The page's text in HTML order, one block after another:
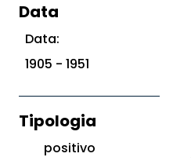
Data
Data:
1905 - 1951
Tipologia
positivo